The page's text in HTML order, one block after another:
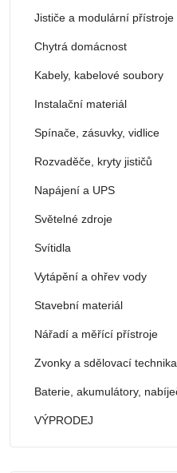
Jističe a modulární přístroje
Chytrá domácnost
Kabely, kabelové soubory
Instalační materiál
Spínače, zásuvky, vidlice
Rozvaděče, kryty jističů
Napájení a UPS
Světelné zdroje
Svítidla
Vytápění a ohřev vody
Stavební materiál
Nářadí a měřící přístroje
Zvonky a sdělovací technika
Baterie, akumulátory,
VÝPRODEJ